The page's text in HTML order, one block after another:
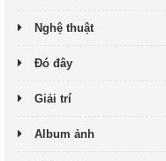
Nghệ thuật
Đó đây
Giải trí
Album ảnh